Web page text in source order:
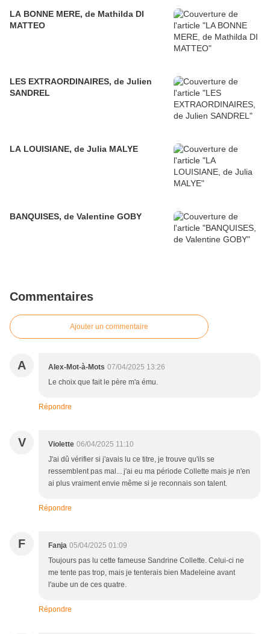
LA BONNE MERE, de Mathilda DI
MATTEO
LES EXTRAORDINAIRES, de Julien
SANDREL
LA LOUISIANE, de Julia MALYE
BANQUISES, de Valentine GOBY
Commentaires
Ajouter un commentaire
A Alex-Mot-à-Mots 07/04/2025 13:26
Le choix que fait le père m'a ému.
Répondre
V Violette 06/04/2025 11:10
J'ai dû vérifier si j'avais lu ce titre, je trouve qu'ils se
ressemblent pas mal... j'ai eu ma période Collette mais je n'en
ai plus vraiment envie même si je reconnais son talent.
Répondre
F Fanja 05/04/2025 01:09
Toujours pas lu cette fameuse Sandrine Collette. Celui-ci ne
me tente pas trop, mais je tenterais bien Madeleine avant
l'aube un de ces quatre.
Répondre